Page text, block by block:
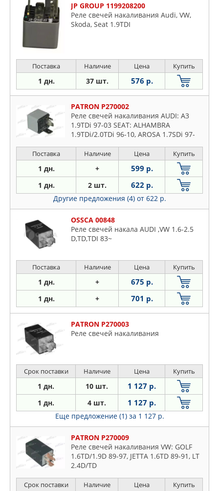
JP GROUP 1199208200
Реле свечей накаливания Audi, VW,
Skoda, Seat 1.9TDI
Поставка Наличие Цена Купить
1 дн. 37 шт. 576 р.
PATRON P270002
Реле свечей накаливания AUDI: A3
1.9TDi 97-03 SEAT: ALHAMBRA
1.9TDi/2.0TDi 96-10, AROSA 1.7SDi 97-
1.9TDi 99-06 VW: BORA 1.9TDi 98-05,
Поставка Наличие Цена Купить
1 дн. + 599 р.
1 дн. 2 шт. 622 р.
Другие предложения (4) от 622 р.
OSSCA 00848
Реле свечей накала AUDI ,VW 1.6-2.5
D,TD,TDI 83~
Поставка Наличие Цена Купить
1 дн. + 675 р.
1 дн. + 701 р.
PATRON P270003
Реле свечей накаливания
Срок поставки Наличие Цена Купить
1 дн. 10 шт. 1 127 р.
1 дн. 4 шт. 1 127 р.
Еще предложение (1) за 1 127 р.
PATRON P270009
Реле свечей накаливания VW: GOLF
1.6TD/1.9D 89-97, JETTA 1.6TD 89-91, LT
2.4D/TD
Срок поставки Наличие Цена Купить